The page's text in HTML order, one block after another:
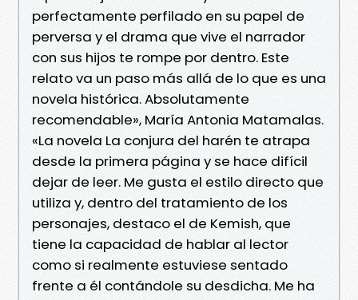
perfectamente perfilado en su papel de
perversa y el drama que vive el narrador
con sus hijos te rompe por dentro. Este
relato va un paso más allá de lo que es una
novela histórica. Absolutamente
recomendable», María Antonia Matamalas.
«La novela La conjura del harén te atrapa
desde la primera página y se hace difícil
dejar de leer. Me gusta el estilo directo que
utiliza y, dentro del tratamiento de los
personajes, destaco el de Kemish, que
tiene la capacidad de hablar al lector
como si realmente estuviese sentado
frente a él contándole su desdicha. Me ha